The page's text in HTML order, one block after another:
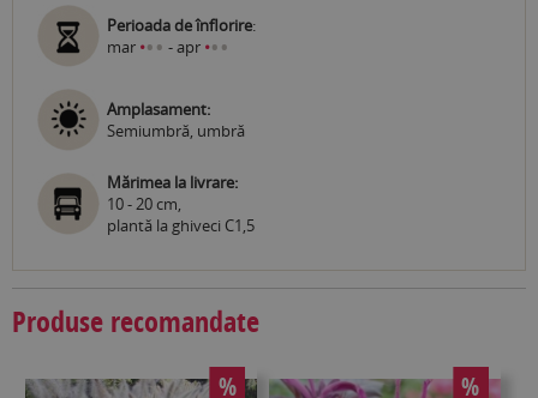
Perioada de înflorire:
mar ••• - apr •••
Amplasament:
Semiumbră, umbră
Mărimea la livrare:
10 - 20 cm,
plantă la ghiveci C1,5
Produse recomandate
% %